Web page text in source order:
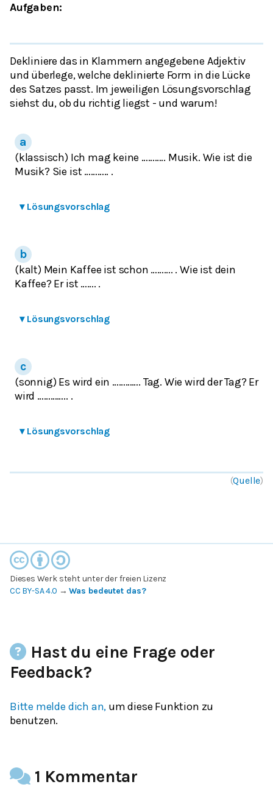
Aufgaben:
Dekliniere das in Klammern angegebene Adjektiv
und überlege, welche deklinierte Form in die Lücke
des Satzes passt. Im jeweiligen Lösungsvorschlag
siehst du, ob du richtig liegst - und warum!
(klassisch) Ich mag keine ……….. Musik. Wie ist die
Musik? Sie ist ……….. .
▾ Lösungsvorschlag
(kalt) Mein Kaffee ist schon ………. .Wie ist dein
Kaffee? Er ist ……. .
▾ Lösungsvorschlag
(sonnig) Es wird ein …………. Tag. Wie wird der Tag? Er
wird ………….. .
▾ Lösungsvorschlag
(Quelle)
Dieses Werk steht unter der freien Lizenz
CC BY-SA 4.0 →Was bedeutet das?
Hast du eine Frage oder
Feedback?
Bitte melde dich an, um diese Funktion zu
benutzen.
1 Kommentar